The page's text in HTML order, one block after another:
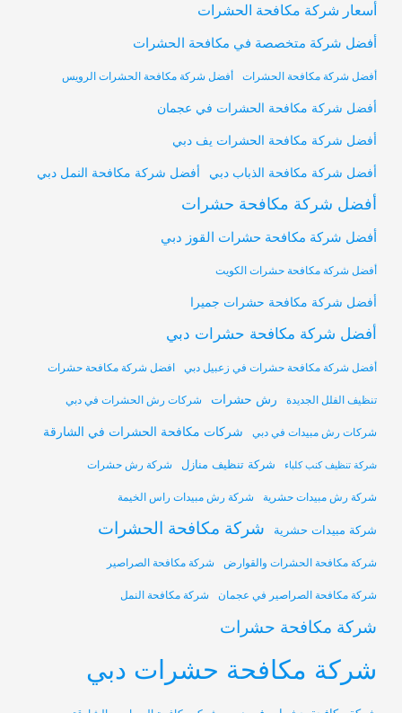
أسعار شركة مكافحة الحشرات
أفضل شركة متخصصة في مكافحة الحشرات
أفضل شركة مكافحة الحشرات أفضل شركة مكافحة الحشرات الرويس
أفضل شركة مكافحة الحشرات في عجمان
أفضل شركة مكافحة الحشرات يف دبي
أفضل شركة مكافحة الذباب دبي أفضل شركة مكافحة النمل دبي
أفضل شركة مكافحة حشرات
أفضل شركة مكافحة حشرات القوز دبي
أفضل شركة مكافحة حشرات الكويت
أفضل شركة مكافحة حشرات جميرا
أفضل شركة مكافحة حشرات دبي
أفضل شركة مكافحة حشرات في زعبيل دبي افضل شركة مكافحة حشرات
تنظيف الفلل الجديدة رش حشرات شركات رش الحشرات في دبي
شركات رش مبيدات في دبي شركات مكافحة الحشرات في الشارقة
شركة تنظيف كنب كلباء شركة تنظيف منازل شركة رش حشرات
شركة رش مبيدات حشرية شركة رش مبيدات راس الخيمة
شركة مبيدات حشرية شركة مكافحة الحشرات
شركة مكافحة الحشرات والقوارض شركة مكافحة الصراصير
شركة مكافحة الصراصير في عجمان شركة مكافحة النمل
شركة مكافحة حشرات
شركة مكافحة حشرات دبي